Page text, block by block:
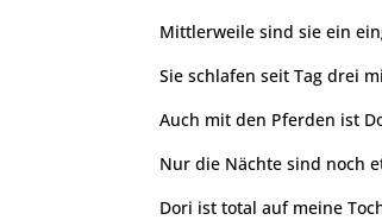
Mittlerweile sind sie ein
Sie schlafen seit Tag drei
Auch mit den Pferden ist
Nur die Nächte sind noch
Dori ist total auf meine